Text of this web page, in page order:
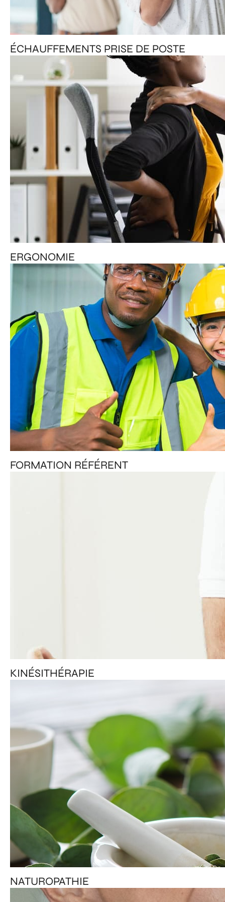
ÉCHAUFFEMENTS PRISE DE POSTE
ERGONOMIE
FORMATION RÉFÉRENT
KINÉSITHÉRAPIE
NATUROPATHIE